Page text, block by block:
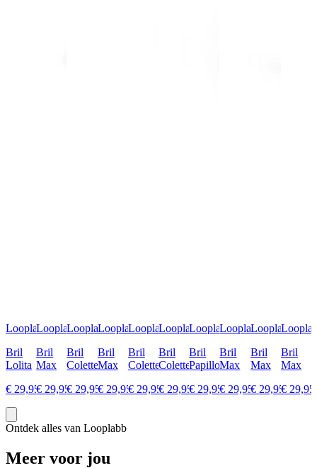
Looplabb
Bril
Lolita
€ 29,95
Looplabb
Bril
Max
€ 29,95
Looplabb
Bril
Colette
€ 29,95
Looplabb
Bril
Max
€ 29,95
Looplabb
Bril
Colette
€ 29,95
Looplabb
Bril
Colette
€ 29,95
Looplabb
Bril
Papillon
€ 29,95
Looplabb
Bril
Max
€ 29,95
Looplabb
Bril
Max
€ 29,95
Bril
Max
€ 29,95
Ontdek alles van Looplabb
Meer voor jou